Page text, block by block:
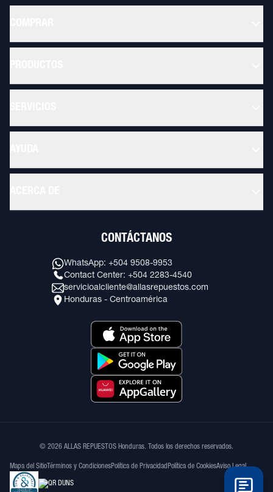
CONTÁCTANOS
WhatsApp: +504 9508-9953
Contact Center: +504 2283-4540
servicioalcliente@allasrepuestos.com
Honduras - Centroamérica
© 2026 ALLAS REPUESTOS Honduras. Todos los derechos reservados.
Mapa del Sitio Términos y CondicionesPolítica de Privacidad Política de CookiesAviso Legal